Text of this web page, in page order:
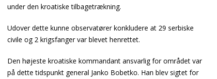
under den kroatiske tilbagetrækning.
Udover dette kunne observatører konkludere at 29 serbiske
civile og 2 krigsfanger var blevet henrettet.
Den højeste kroatiske kommandant ansvarlig for området var
på dette tidspunkt general Janko Bobetko. Han blev sigtet for